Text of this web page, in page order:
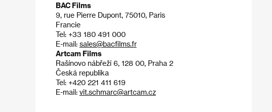
BAC Films
9, rue Pierre Dupont, 75010, Paris
Francie
Tel: +33 180 491 000
E-mail: sales@bacfilms.fr
Artcam Films
Rašínovo nábřeží 6, 128 00, Praha 2
Česká republika
Tel: +420 221 411 619
E-mail: vit.schmarc@artcam.cz